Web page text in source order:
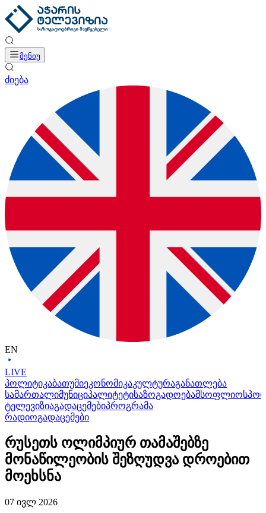
მენიუ
ძიება
EN
LIVE
პოლიტიკაბათუმიეკონომიკაკულტურაგანათლება
სამართალიმუნიციპალიტეტისაზოგადოებამსოფლიო
ტელევიზიაგადაცემებიპროგრამა
რადიოგადაცემები
რუსეთს ოლიმპიურ თამაშებზე
მონაწილეობის შეზღუდვა დროებით
მოეხსნა
07 ივლ 2026